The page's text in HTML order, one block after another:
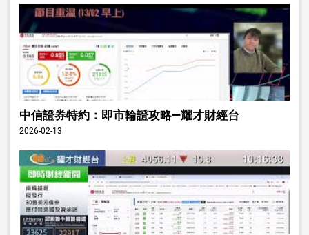
中信證券特約：即市輪證攻略—耀才財經台
2026-02-13